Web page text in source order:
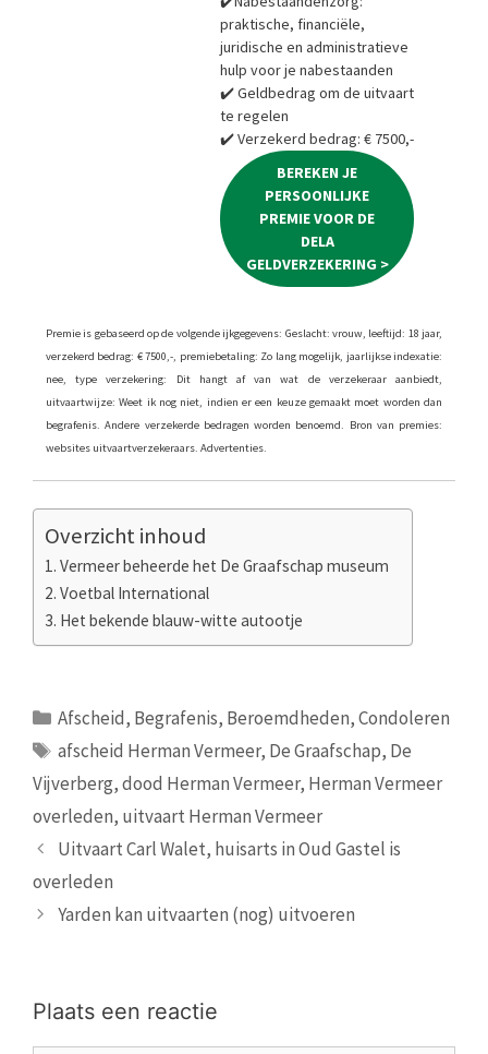
praktische, financiële,
juridische en administratieve
hulp voor je nabestaanden
✔️ Geldbedrag om de uitvaart
te regelen
✔️ Verzekerd bedrag: € 7500,-
BEREKEN JE
PERSOONLIJKE
PREMIE VOOR DE
DELA
GELDVERZEKERING >
Premie is gebaseerd op de volgende ijkgegevens: Geslacht: vrouw, leeftijd: 18 jaar,
verzekerd bedrag: € 7500,-, premiebetaling: Zo lang mogelijk, jaarlijkse indexatie:
nee, type verzekering: Dit hangt af van wat de verzekeraar aanbiedt,
uitvaartwijze: Weet ik nog niet, indien er een keuze gemaakt moet worden dan
begrafenis. Andere verzekerde bedragen worden benoemd. Bron van premies:
websites uitvaartverzekeraars. Advertenties.
Overzicht inhoud
Vermeer beheerde het De Graafschap museum
Voetbal International
Het bekende blauw-witte autootje
Categorieën
Afscheid, Begrafenis, Beroemdheden,Condoleren
Tags
afscheid Herman Vermeer, De Graafschap, De
Vijverberg,dood Herman Vermeer, Herman Vermeer
overleden, uitvaart Herman Vermeer
Uitvaart Carl Walet, huisarts in Oud Gastel is
overleden
Yarden kan uitvaarten (nog) uitvoeren
Plaats een reactie